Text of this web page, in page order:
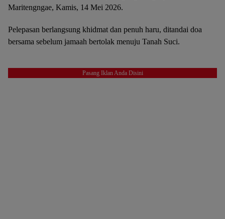
Maritengngae, Kamis, 14 Mei 2026.
Pelepasan berlangsung khidmat dan penuh haru, ditandai doa
bersama sebelum jamaah bertolak menuju Tanah Suci.
Pasang Iklan Anda Disini